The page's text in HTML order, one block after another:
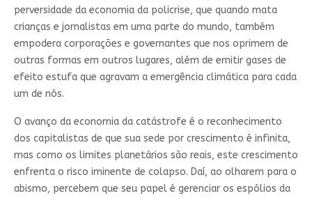
perversidade da economia da policrise, que quando mata
crianças e jornalistas em uma parte do mundo, também
empodera corporações e governantes que nos oprimem de
outras formas em outros lugares, além de emitir gases de
efeito estufa que agravam a emergência climática para cada
um de nós.
O avanço da economia da catástrofe é o reconhecimento
dos capitalistas de que sua sede por crescimento é infinita,
mas como os limites planetários são reais, este crescimento
enfrenta o risco iminente de colapso. Daí, ao olharem para o
abismo, percebem que seu papel é gerenciar os espólios da